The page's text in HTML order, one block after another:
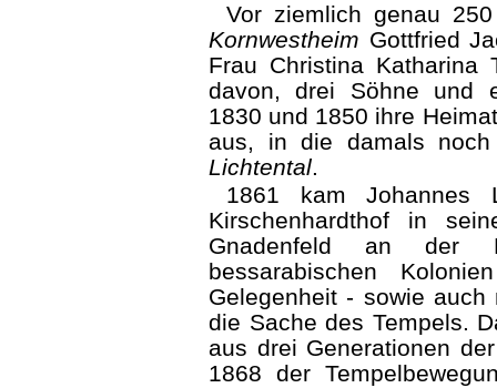
Vor ziemlich genau
Kornwestheim Gottfried
Frau Christina
davon, drei Söhne und
1830 und 1850 ihre
aus, in die damals
Lichtental.
1861 kam Johannes
Kirschenhardthof in
Gnadenfeld an der
bessarabischen
Gelegenheit - sowie
die Sache des Tempels.
aus drei Generationen
1868 der